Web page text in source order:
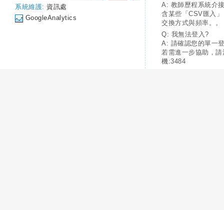
系統維護: 資訊處
GoogleAnalytics
A: 教師歷程系統介
含某些「CSV匯入
交換方式與頻率。。
Q: 我無法登入?
A: 請確認您的單一
若需進一步協助，
機:3484